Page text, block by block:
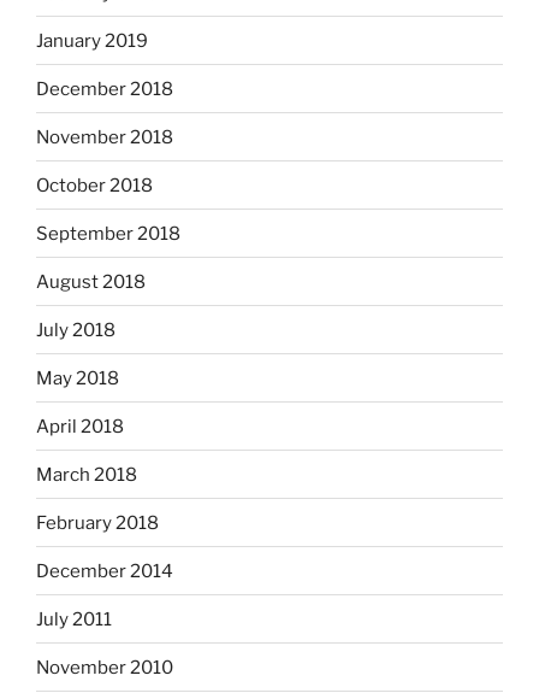
January 2019
December 2018
November 2018
October 2018
September 2018
August 2018
July 2018
May 2018
April 2018
March 2018
February 2018
December 2014
July 2011
November 2010